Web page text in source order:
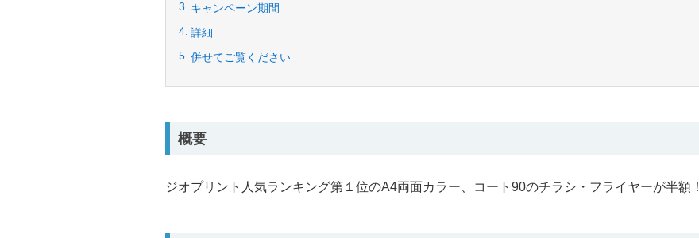
キャンペーン期間
詳細
併せてご覧ください
概要
ジオプリント人気ランキング第１位のA4両面カラー、コート90のチラシ・フライヤーが半額！